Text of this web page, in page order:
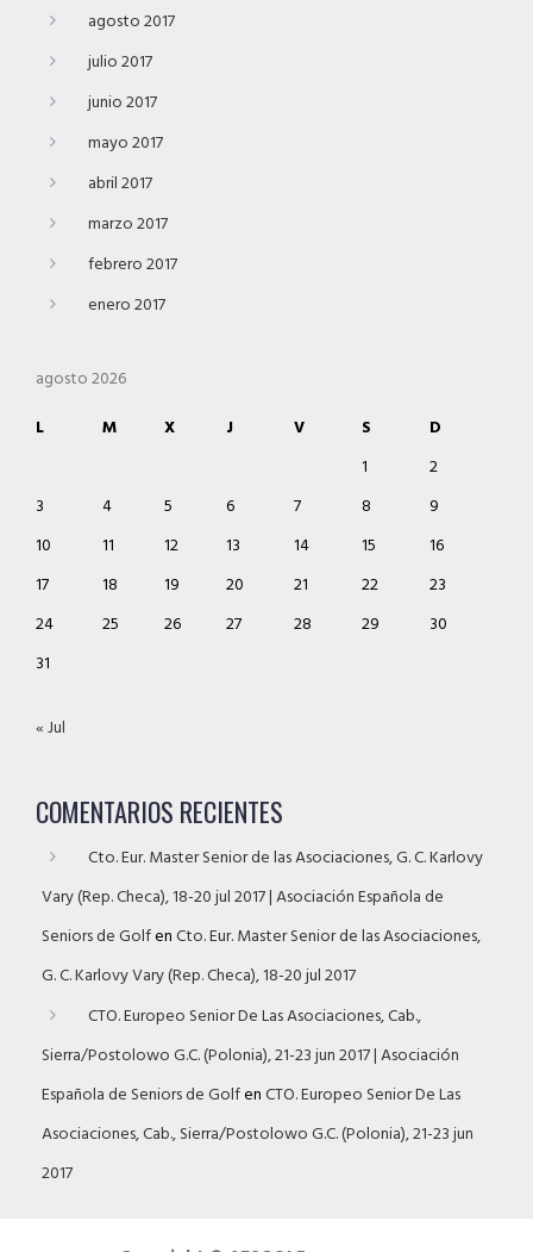
agosto 2017
julio 2017
junio 2017
mayo 2017
abril 2017
marzo 2017
febrero 2017
enero 2017
agosto 2026
L
M X J V S
D
1
2
3
4 5 6 7 8
9
10
11 12 13 14 15
16
17
18 19 20 21 22
23
24
25 26 27 28 29
30
31
« Jul
COMENTARIOS RECIENTES
Cto. Eur. Master Senior de las Asociaciones, G. C. Karlovy
Vary (Rep. Checa), 18-20 jul 2017 | Asociación Española de
Seniors de GolfenCto. Eur. Master Senior de las Asociaciones,
G. C. Karlovy Vary (Rep. Checa), 18-20 jul 2017
CTO. Europeo Senior De Las Asociaciones, Cab.,
Sierra/Postolowo G.C. (Polonia), 21-23 jun 2017 | Asociación
Española de Seniors de GolfenCTO. Europeo Senior De Las
Asociaciones, Cab., Sierra/Postolowo G.C. (Polonia), 21-23 jun
2017